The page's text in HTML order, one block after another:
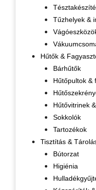
Tűzhelyek &
Hűtők &
Bárhűtők
Hűtőpultok &
Hűtővitrinek
Sokkolók
Tartozékok
Tisztítás &
Bútorzat
Higiénia